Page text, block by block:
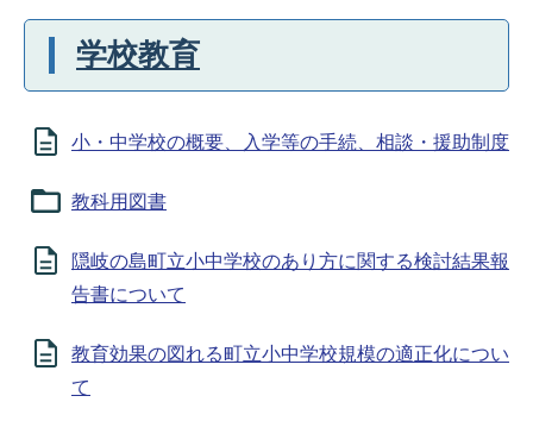
学校教育
小・中学校の概要、入学等の手続、相談・援助制度
教科用図書
隠岐の島町立小中学校のあり方に関する検討結果報
告書について
教育効果の図れる町立小中学校規模の適正化につい
て